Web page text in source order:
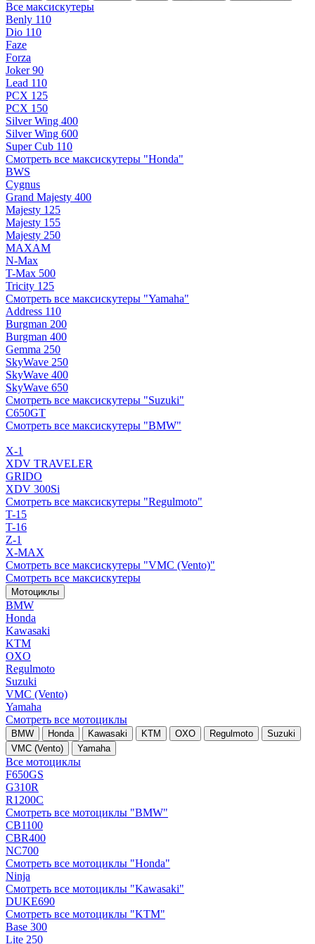
Все максискутеры
Benly 110
Dio 110
Faze
Forza
Joker 90
Lead 110
PCX 125
PCX 150
Silver Wing 400
Silver Wing 600
Super Cub 110
Смотреть все максискутеры "Honda"
BWS
Cygnus
Grand Majesty 400
Majesty 125
Majesty 155
Majesty 250
MAXAM
N-Max
T-Max 500
Tricity 125
Смотреть все максискутеры "Yamaha"
Address 110
Burgman 200
Burgman 400
Gemma 250
SkyWave 250
SkyWave 400
SkyWave 650
Смотреть все максискутеры "Suzuki"
C650GT
Смотреть все максискутеры "BMW"
X-1
XDV TRAVELER
GRIDO
XDV 300Si
Смотреть все максискутеры "Regulmoto"
T-15
T-16
Z-1
X-MAX
Смотреть все максискутеры "VMC (Vento)"
Смотреть все максискутеры
Мотоциклы
BMW
Honda
Kawasaki
KTM
OXO
Regulmoto
Suzuki
VMC (Vento)
Yamaha
Смотреть все мотоциклы
BMW Honda Kawasaki KTM OXO Regulmoto
Suzuki
VMC (Vento)
Yamaha
Все мотоциклы
F650GS
G310R
R1200C
Смотреть все мотоциклы "BMW"
CB1100
CBR400
NC700
Смотреть все мотоциклы "Honda"
Ninja
Смотреть все мотоциклы "Kawasaki"
DUKE690
Смотреть все мотоциклы "KTM"
Base 300
Lite 250